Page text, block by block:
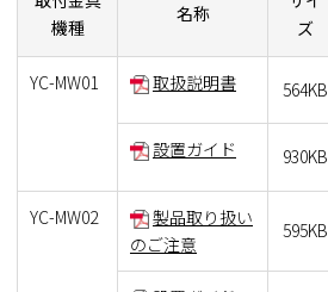
機種
名称
ズ
YC-MW01 取扱説明書 564KB
設置ガイド 930KB
YC-MW02
製品取り扱い
のご注意
595KB